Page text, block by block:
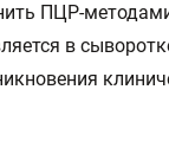
ПЦР-
в